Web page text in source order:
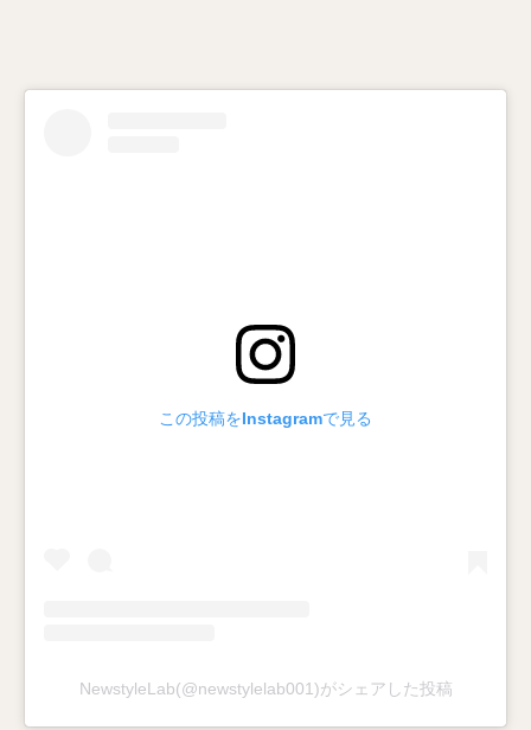
この投稿をInstagramで見る
NewstyleLab(@newstylelab001)がシェアした投稿